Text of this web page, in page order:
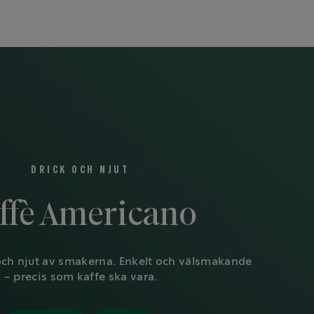
DRICK OCH NJUT
Americano
njut av smakerna. Enkelt och välsmakande
– precis som kaffe ska vara.